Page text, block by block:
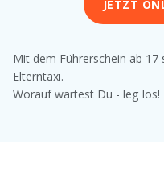
JETZT
Mit dem Führerschein ab
Elterntaxi.
Worauf wartest Du - leg los!